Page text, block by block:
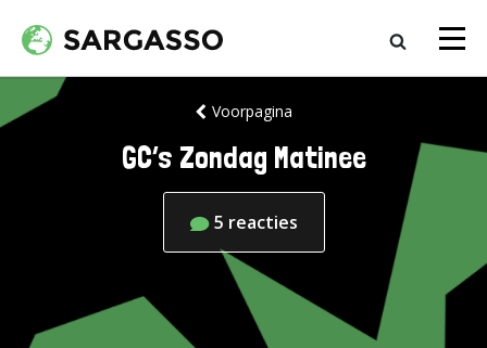
Voorpagina
GC’s Zondag Matinee
5 reacties